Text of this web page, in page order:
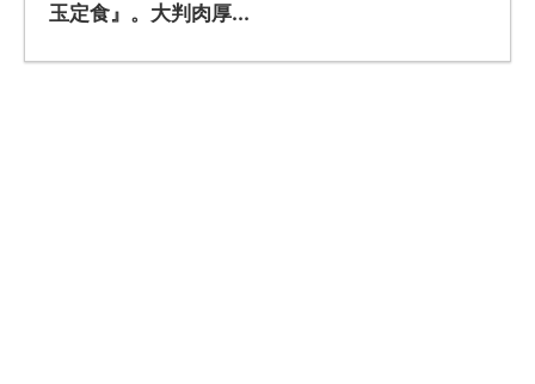
玉定食』。大判肉厚...